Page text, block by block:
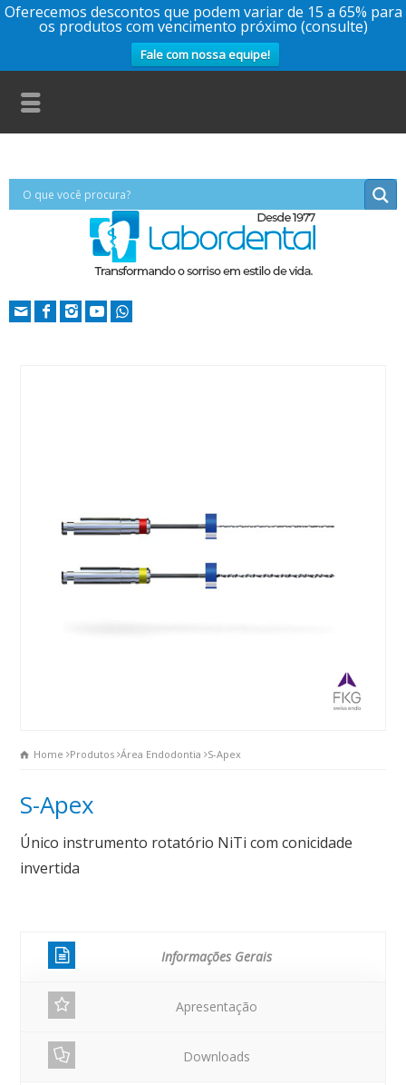
Oferecemos descontos que podem variar de 15 a 65% para
os produtos com vencimento próximo (consulte)
Fale com nossa equipe!
Home Produtos Área Endodontia S-Apex
S-Apex
Único instrumento rotatório NiTi com conicidade
invertida
Informações Gerais
Apresentação
Downloads